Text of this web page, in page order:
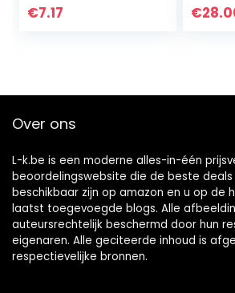
€7.17 €
Over ons
L-k.be is een moderne alles-in-één
beoordelingswebsite die de beste
beschikbaar zijn op amazon en u op de
laatst toegevoegde blogs. Alle
auteursrechtelijk beschermd door hun
eigenaren. Alle geciteerde inhoud is
respectievelijke bronnen.